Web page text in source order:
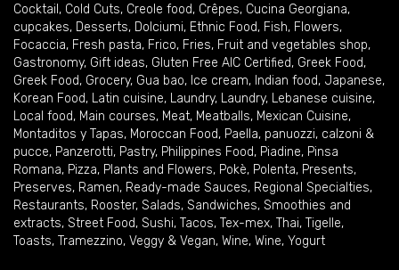
Cocktail , Cold Cuts, Creole food, Crêpes, Cucina Georgiana,
cupcakes, Desserts, Dolciumi, Ethnic Food, Fish, Flowers,
Focaccia, Fresh pasta, Frico, Fries, Fruit and vegetables shop,
Gastronomy, Gift ideas, Gluten Free AIC Certified, Greek Food,
Greek Food, Grocery, Gua bao, Ice cream, Indian food, Japanese,
Korean Food, Latin cuisine, Laundry, Laundry, Lebanese cuisine,
Local food, Main courses, Meat, Meatballs, Mexican Cuisine,
Montaditos y Tapas, Moroccan Food, Paella, panuozzi, calzoni &
pucce, Panzerotti, Pastry, Philippines Food, Piadine, Pinsa
Romana, Pizza, Plants and Flowers, Pokè, Polenta, Presents,
Preserves, Ramen, Ready-made Sauces, Regional Specialties,
Restaurants, Rooster, Salads, Sandwiches, Smoothies and
extracts, Street Food, Sushi, Tacos, Tex-mex, Thai, Tigelle,
Toasts, Tramezzino, Veggy & Vegan, Wine, Wine, Yogurt